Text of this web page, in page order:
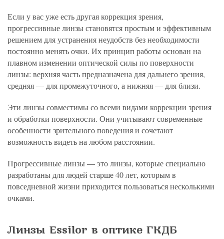
Если у вас уже есть другая коррекция зрения,
прогрессивные линзы становятся простым и эффективным
решением для устранения неудобств без необходимости
постоянно менять очки. Их принцип работы основан на
плавном изменении оптической силы по поверхности
линзы: верхняя часть предназначена для дальнего зрения,
средняя — для промежуточного, а нижняя — для близи.
Эти линзы совместимы со всеми видами коррекции зрения
и обработки поверхности. Они учитывают современные
особенности зрительного поведения и сочетают
возможность видеть на любом расстоянии.
Прогрессивные линзы — это линзы, которые специально
разработаны для людей старше 40 лет, которым в
повседневной жизни приходится пользоваться несколькими
очками.
Линзы Essilor в оптике ГКДБ